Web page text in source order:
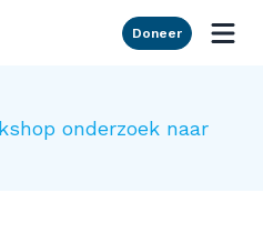
Doneer
onderzoek naar